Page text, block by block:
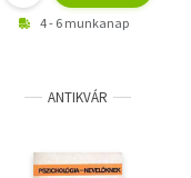
4 - 6 munkanap
ANTIKVÁR